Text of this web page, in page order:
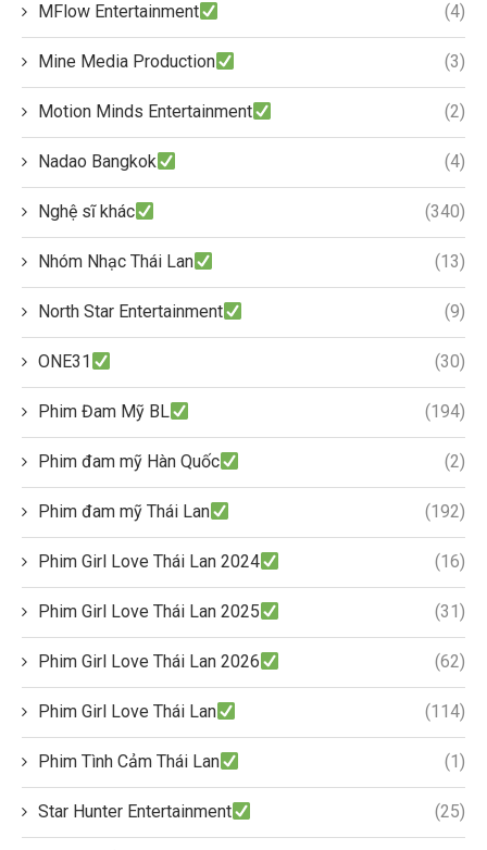
MFlow Entertainment (4)
Mine Media Production (3)
Motion Minds Entertainment (2)
Nadao Bangkok (4)
Nghệ sĩ khác (340)
Nhóm Nhạc Thái Lan (13)
North Star Entertainment (9)
ONE31 (30)
Phim Đam Mỹ BL (194)
Phim đam mỹ Hàn Quốc (2)
Phim đam mỹ Thái Lan (192)
Phim Girl Love Thái Lan 2024 (16)
Phim Girl Love Thái Lan 2025 (31)
Phim Girl Love Thái Lan 2026 (62)
Phim Girl Love Thái Lan (114)
Phim Tình Cảm Thái Lan (1)
Star Hunter Entertainment (25)